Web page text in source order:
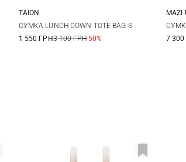
One Size
TAION
СУМКА LUNCH DOWN TOTE BAG-S
1 550 ГРН3 100 ГРН-50%
MAZI
7